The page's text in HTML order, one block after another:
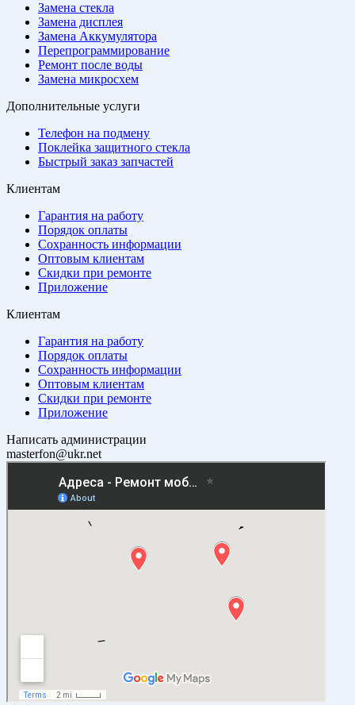
Замена стекла
Замена дисплея
Замена Аккумулятора
Перепрограммирование
Ремонт после воды
Замена микросхем
Дополнительные услуги
Телефон на подмену
Поклейка защитного стекла
Быстрый заказ запчастей
Клиентам
Гарантия на работу
Порядок оплаты
Сохранность информации
Оптовым клиентам
Скидки при ремонте
Приложение
Клиентам
Гарантия на работу
Порядок оплаты
Сохранность информации
Оптовым клиентам
Скидки при ремонте
Приложение
Написать администрации
masterfon@ukr.net